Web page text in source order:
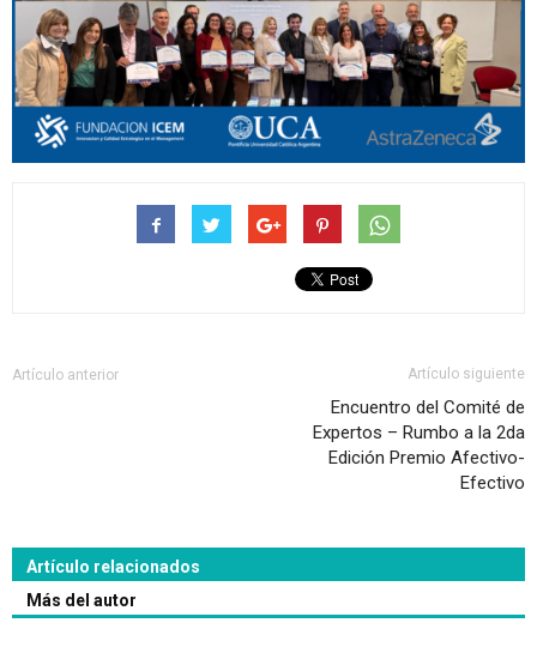
Artículo anterior Artículo siguiente
Encuentro del Comité de
Expertos – Rumbo a la 2da
Edición Premio Afectivo-
Efectivo
Artículo relacionados
Más del autor